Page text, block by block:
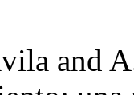
and